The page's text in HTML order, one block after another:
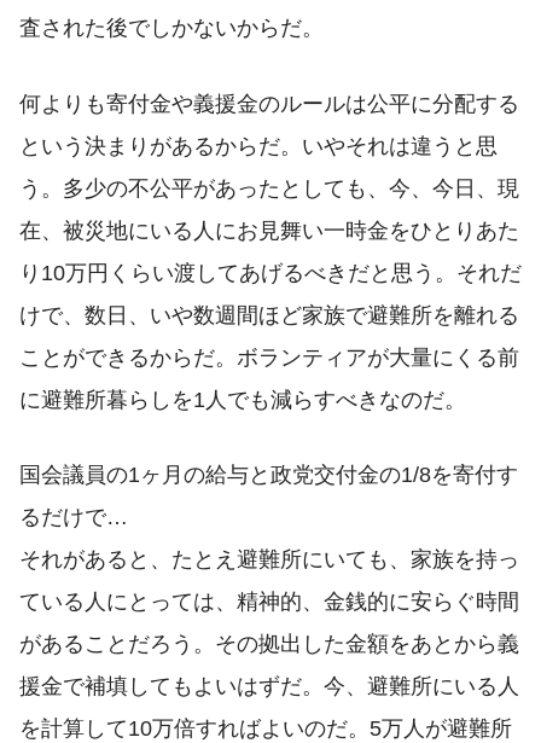
査された後でしかないからだ。
何よりも寄付金や義援金のルールは公平に分配する
という決まりがあるからだ。いやそれは違うと思
う。多少の不公平があったとしても、今、今日、現
在、被災地にいる人にお見舞い一時金をひとりあた
り10万円くらい渡してあげるべきだと思う。それだ
けで、数日、いや数週間ほど家族で避難所を離れる
ことができるからだ。ボランティアが大量にくる前
に避難所暮らしを1人でも減らすべきなのだ。
国会議員の1ヶ月の給与と政党交付金の1/8を寄付す
るだけで…
それがあると、たとえ避難所にいても、家族を持っ
ている人にとっては、精神的、金銭的に安らぐ時間
があることだろう。その拠出した金額をあとから義
援金で補填してもよいはずだ。今、避難所にいる人
を計算して10万倍すればよいのだ。5万人が避難所